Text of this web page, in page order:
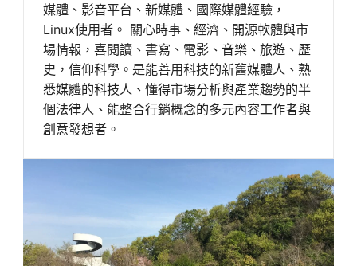
媒體、影音平台、新媒體、國際媒體經驗，
Linux使用者。 關心時事、經濟、開源軟體與市
場情報，喜閱讀、書寫、電影、音樂、旅遊、歷
史，信仰科學。是能善用科技的新舊媒體人、熟
悉媒體的科技人、懂得市場分析與產業趨勢的半
個法律人、能整合行銷概念的多元內容工作者與
創意發想者。